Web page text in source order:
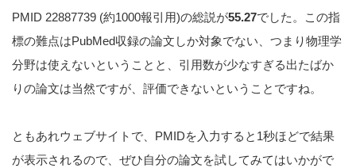
PMID 22887739 (約1000報引用)の総説が55.27でした。この指
標の難点はPubMed収録の論文しか対象でない、つまり物理学
分野は使えないということと、引用数が少なすぎる出たばか
りの論文は当然ですが、評価できないということですね。
ともあれウェブサイトで、PMIDを入力すると1秒ほどで結果
が表示されるので、ぜひ自分の論文を試してみてはいかがで